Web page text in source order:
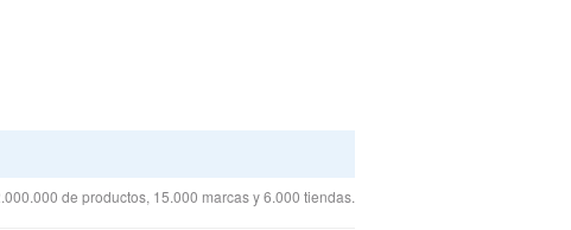
de productos, 15.000 marcas y 6.000 tiendas.